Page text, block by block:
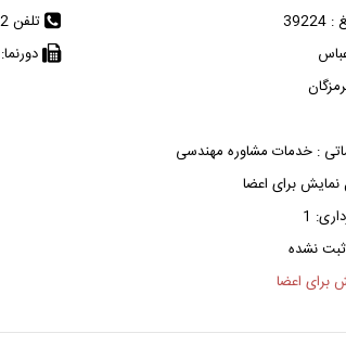
:
39224
: خدمات مشاوره مهندسی
نمایش برای اعضا
1
ثبت نشده
برای اعضا
تلفن 2 :
دورنما: